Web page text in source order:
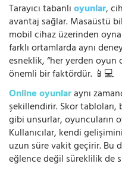
Tarayıcı tabanlıoyunlar,
avantaj sağlar. Masaüstü
mobil cihaz üzerinden
farklı ortamlarda aynı
esneklik, “her yerden oyun
önemli bir faktördür. 📱💻
Online oyunlaraynı
şekillendirir. Skor tabloları,
gibi unsurlar, oyuncuların
Kullanıcılar, kendi
uzun süre vakit geçirir. Bu
eğlence değil süreklilik de